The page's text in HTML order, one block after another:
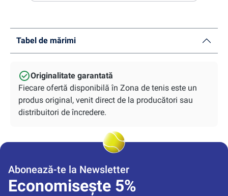
Tabel de mărimi
Originalitate garantată
Fiecare ofertă disponibilă în Zona de tenis este un
produs original, venit direct de la producători sau
distribuitori de încredere.
Abonează-te la Newsletter
Economisește 5%